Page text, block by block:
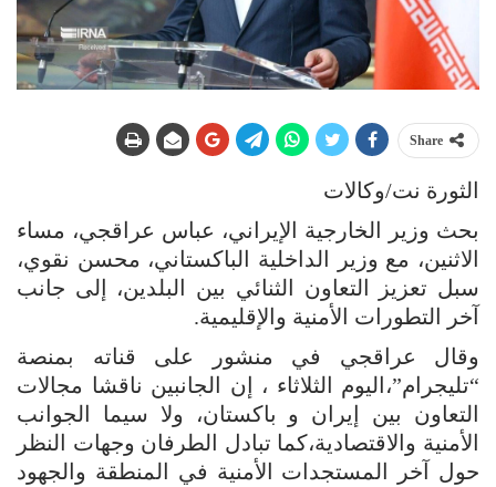
Share
الثورة نت/وكالات
بحث وزير الخارجية الإيراني، عباس عراقجي، مساء
الاثنين، مع وزير الداخلية الباكستاني، محسن نقوي،
سبل تعزيز التعاون الثنائي بين البلدين، إلى جانب
آخر التطورات الأمنية والإقليمية.
وقال عراقجي في منشور على قناته بمنصة
“تليجرام”،اليوم الثلاثاء ، إن الجانبين ناقشا مجالات
التعاون بين إيران و باكستان، ولا سيما الجوانب
الأمنية والاقتصادية،كما تبادل الطرفان وجهات النظر
حول آخر المستجدات الأمنية في المنطقة والجهود